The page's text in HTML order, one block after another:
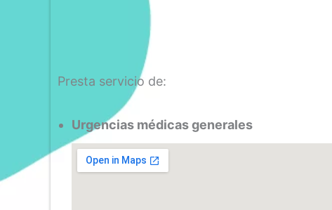
Presta servicio de:
Urgencias médicas generales